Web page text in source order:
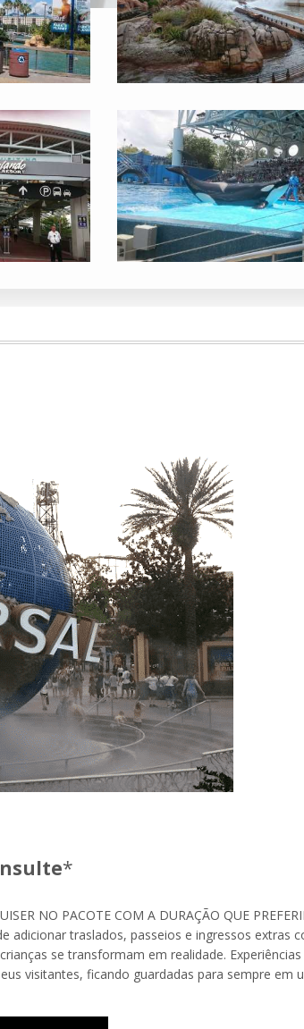
*
NO PACOTE COM A DURAÇÃO QUE
adicionar traslados, passeios e ingressos extras
se transformam em realidade. Experiências
visitantes, ficando guardadas para sempre em